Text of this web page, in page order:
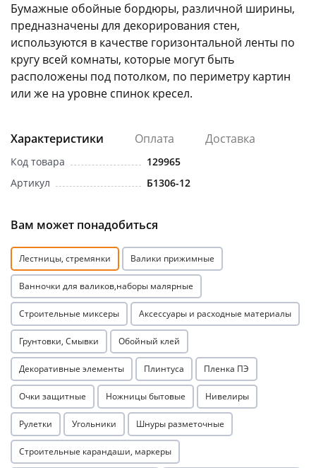
Бумажные обойные бордюры, различной ширины,
предназначены для декорирования стен,
используются в качестве горизонтальной ленты по
кругу всей комнаты, которые могут быть
расположены под потолком, по периметру картин
или же на уровне спинок кресел.
Характеристики Оплата Доставка
Код товара
129965
Артикул
Б1306-12
Вам может понадобиться
Лестницы, стремянки Валики прижимные
Ванночки для валиков,наборы малярные
Строительные миксеры Аксессуары и расходные материалы
Грунтовки, Смывки Обойный клей
Декоративные элементы Плинтуса Пленка ПЭ
Очки защитные Ножницы бытовые Нивелиры
Рулетки Угольники Шнуры разметочные
Строительные карандаши, маркеры